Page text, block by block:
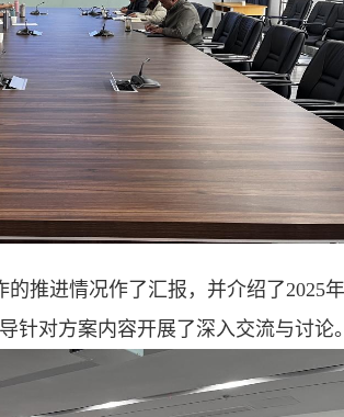
推进情况作了汇报，并介绍了2025
针对方案内容开展了深入交流与讨论。